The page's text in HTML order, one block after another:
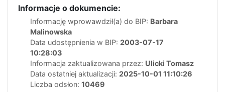
Informacje o dokumencie:
Informację wprowawdził(a) do BIP: Barbara
Malinowska
Data udostępnienia w BIP: 2003-07-17
10:28:03
Informacja zaktualizowana przez: Ulicki Tomasz
Data ostatniej aktualizacji: 2025-10-01 11:10:26
Liczba odsłon: 10469